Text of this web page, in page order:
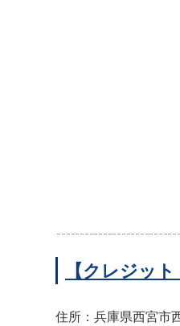
【クレジッ
住所：兵庫県西宮市